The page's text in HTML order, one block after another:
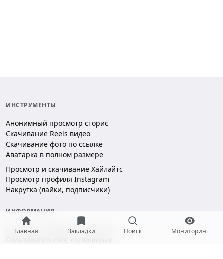
Главная Закладки Поиск Мониторинг
ИНСТРУМЕНТЫ
Анонимный просмотр сторис
Скачивание Reels видео
Скачивание фото по ссылке
Аватарка в полном размере
Просмотр и скачивание Хайлайтс
Просмотр профиля Instagram
Накрутка (лайки, подписчики)
ИНФОРМАЦИЯ
Политика конфиденциальности